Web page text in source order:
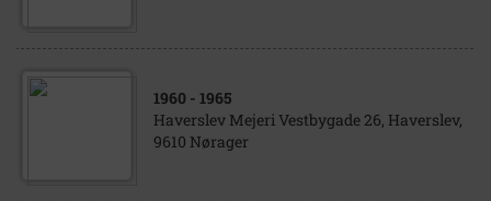
1960 - 1965
Haverslev Mejeri Vestbygade 26, Haverslev,
9610 Nørager